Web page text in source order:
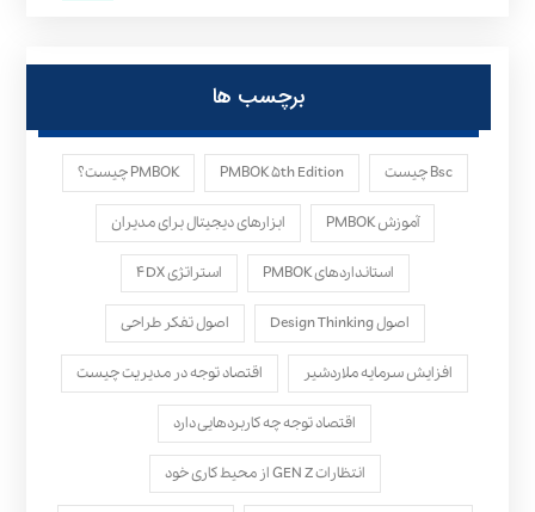
برچسب ها
Bsc چیست PMBOK ۵th Edition PMBOK چیست؟
آموزش PMBOK ابزارهای دیجیتال برای مدیران
استانداردهای PMBOK استراتژی ۴DX
اصول Design Thinking اصول تفکر طراحی
افزایش سرمایه ملاردشیر اقتصاد توجه در مدیریت چیست
اقتصاد توجه چه کاربردهایی دارد
انتظارات GEN Z از محیط کاری خود